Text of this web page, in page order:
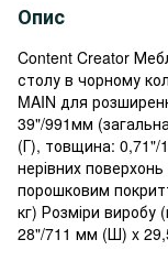
Опис
Content Creator
столу в чорному
MAIN для
39"/991мм
(Г), товщина: 0,71"/
нерівних
порошковим
кг) Розміри виробу
28"/711 мм (Ш) x